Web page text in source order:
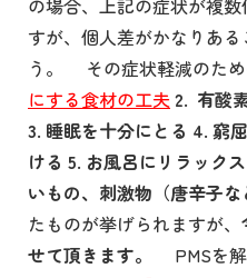
の場合、上記の症状が複
すが、個人差がかなりあ
う。 その症状軽減のた
にする食材の工夫2. 有酸
3. 睡眠を十分にとる 4. 窮
ける 5. お風呂にリラック
いもの、刺激物（唐辛子な
たものが挙げられますが、
せて頂きます。
PMSを